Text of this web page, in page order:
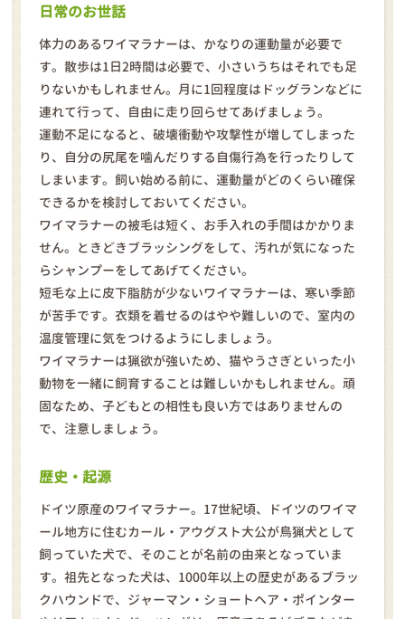
日常のお世話
体力のあるワイマラナーは、かなりの運動量が必要で
す。散歩は1日2時間は必要で、小さいうちはそれでも足
りないかもしれません。月に1回程度はドッグランなどに
連れて行って、自由に走り回らせてあげましょう。
運動不足になると、破壊衝動や攻撃性が増してしまった
り、自分の尻尾を噛んだりする自傷行為を行ったりして
しまいます。飼い始める前に、運動量がどのくらい確保
できるかを検討しておいてください。
ワイマラナーの被毛は短く、お手入れの手間はかかりま
せん。ときどきブラッシングをして、汚れが気になった
らシャンプーをしてあげてください。
短毛な上に皮下脂肪が少ないワイマラナーは、寒い季節
が苦手です。衣類を着せるのはやや難しいので、室内の
温度管理に気をつけるようにしましょう。
ワイマラナーは猟欲が強いため、猫やうさぎといった小
動物を一緒に飼育することは難しいかもしれません。頑
固なため、子どもとの相性も良い方ではありませんの
で、注意しましょう。
歴史・起源
ドイツ原産のワイマラナー。17世紀頃、ドイツのワイマ
ール地方に住むカール・アウグスト大公が鳥猟犬として
飼っていた犬で、そのことが名前の由来となっていま
す。祖先となった犬は、1000年以上の歴史があるブラッ
クハウンドで、ジャーマン・ショートヘア・ポインター